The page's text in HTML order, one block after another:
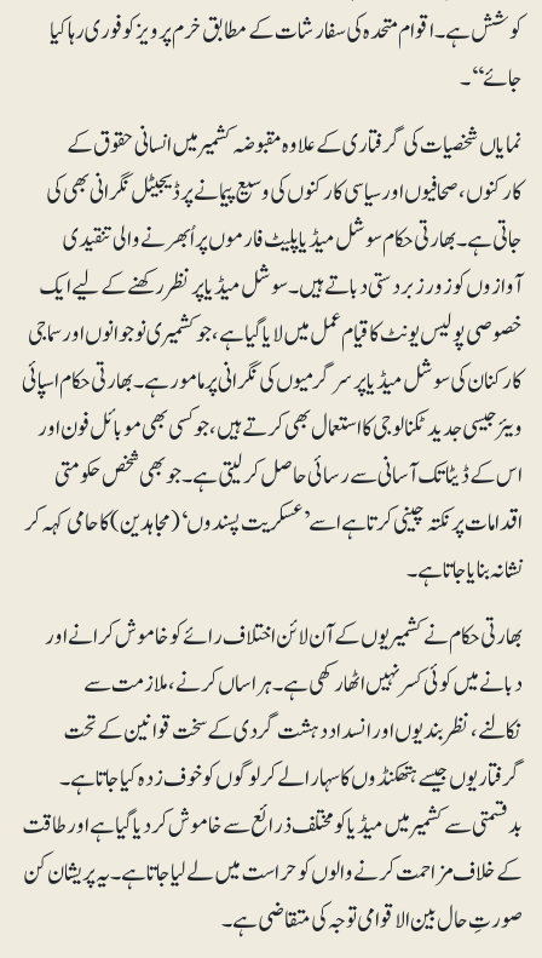
کوشش ہے۔ اقوام متحدہ کی سفارشات کے مطابق خرم پرویزکو فوری رہا کیا
جائے‘‘۔
نمایاں شخصیات کی گرفتاری کے علاوہ مقبوضہ کشمیر میں انسانی حقوق کے
کارکنوں، صحافیوں اور سیاسی کارکنوں کی وسیع پیمانے پر ڈیجیٹل نگرانی بھی کی
جاتی ہے۔ بھارتی حکام سوشل میڈیا پلیٹ فارموں پر اُبھرنے والی تنقیدی
آوازوں کو زور زبردستی دباتے ہیں۔سوشل میڈیا پر نظر رکھنے کے لیے ایک
خصوصی پولیس یونٹ کا قیام عمل میں لایاگیا ہے، جو کشمیری نوجوانوں اور سماجی
کارکنان کی سوشل میڈیا پر سرگرمیوں کی نگرانی پر مامور ہے۔بھارتی حکام اسپائی
ویئر جیسی جدید ٹکنالوجی کا استعمال بھی کرتے ہیں، جو کسی بھی موبائل فون اور
اس کے ڈیٹا تک آسانی سے رسائی حاصل کرلیتی ہے۔ جو بھی شخص حکومتی
اقدامات پر نکتہ چینی کرتاہے اسے ’عسکریت پسندوں‘ (مجاہدین) کا حامی کہہ کر
نشانہ بنایا جاتاہے۔
بھارتی حکام نے کشمیریوں کے آن لائن اختلاف رائے کو خاموش کرانے اور
دبانے میں کوئی کسر نہیں اٹھارکھی ہے۔ ہراساں کرنے، ملازمت سے
نکالنے،نظر بندیوں اور انسداد دہشت گردی کے سخت قوانین کے تحت
گرفتاریوں جیسے ہتھکنڈوں کا سہارا لے کر لوگوں کو خوف زدہ کیا جاتا ہے۔
بدقسمتی سے کشمیر میں میڈیا کو مختلف ذرائع سے خاموش کر دیا گیا ہے اور طاقت
کے خلاف مزاحمت کرنے والوں کو حراست میں لے لیا جاتاہے۔یہ پریشان کن
صورتِ حال بین الاقوامی توجہ کی متقاضی ہے۔